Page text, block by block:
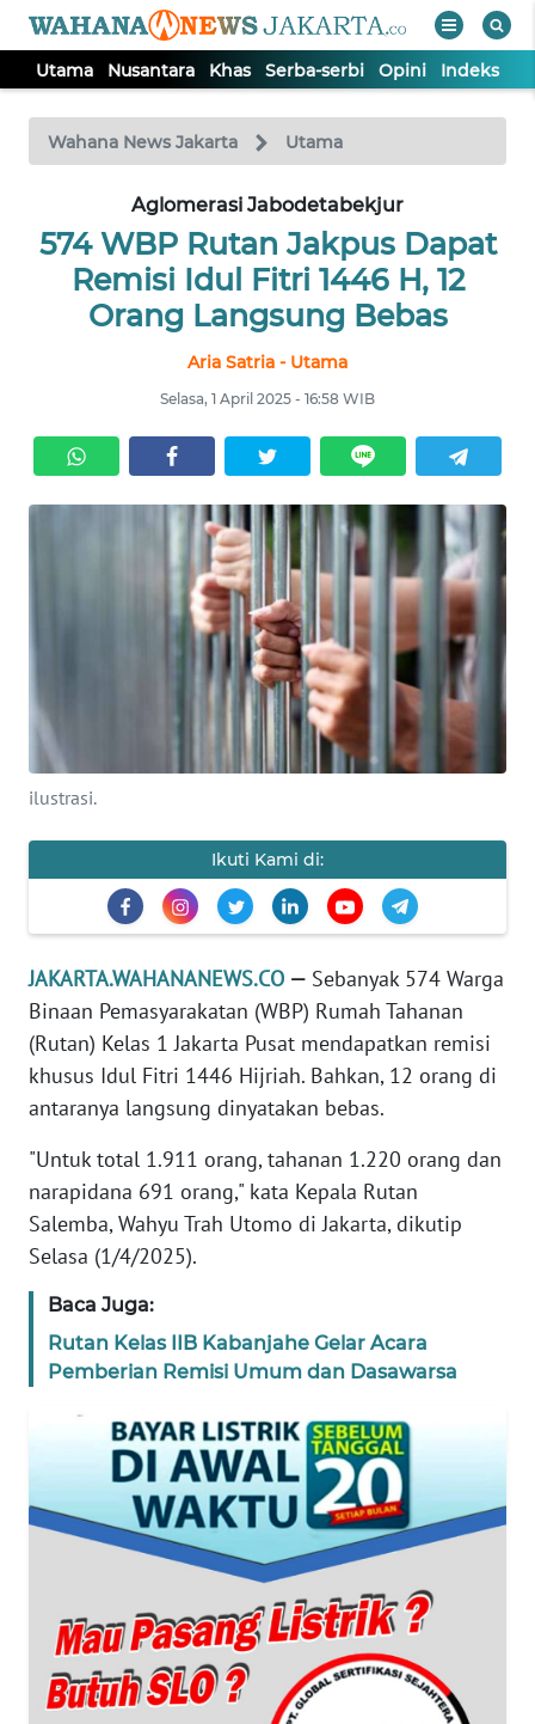
Utama Nusantara Khas Serba-serbi Opini Indeks
Wahana News Jakarta Utama
Aglomerasi Jabodetabekjur
574 WBP Rutan Jakpus Dapat
Remisi Idul Fitri 1446 H, 12
Orang Langsung Bebas
Aria Satria - Utama
Selasa, 1 April 2025 - 16:58 WIB
ilustrasi.
Ikuti Kami di:
JAKARTA.WAHANANEWS.CO — Sebanyak 574 Warga
Binaan Pemasyarakatan (WBP) Rumah Tahanan
(Rutan) Kelas 1 Jakarta Pusat mendapatkan remisi
khusus Idul Fitri 1446 Hijriah. Bahkan, 12 orang di
antaranya langsung dinyatakan bebas.
"Untuk total 1.911 orang, tahanan 1.220 orang dan
narapidana 691 orang," kata Kepala Rutan
Salemba, Wahyu Trah Utomo di Jakarta, dikutip
Selasa (1/4/2025).
Baca Juga:
Rutan Kelas IIB Kabanjahe Gelar Acara
Pemberian Remisi Umum dan Dasawarsa
TV
Tutup
NUSANTARA
SERBI
OPINI
KONTAK
KAMI
INFO
TENTANG
PEDOMAN
SIBER
REDAKSI
KARIR
DISCLAIMER
News
WN
WN
BANTEN